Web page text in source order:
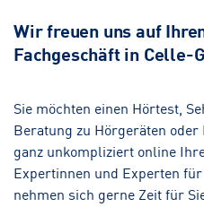
Wir freuen uns auf
Fachgeschäft in Celle-
Sie möchten einen Hörtest,
Beratung zu Hörgeräten
ganz unkompliziert online
Expertinnen und Experten
nehmen sich gerne Zeit für